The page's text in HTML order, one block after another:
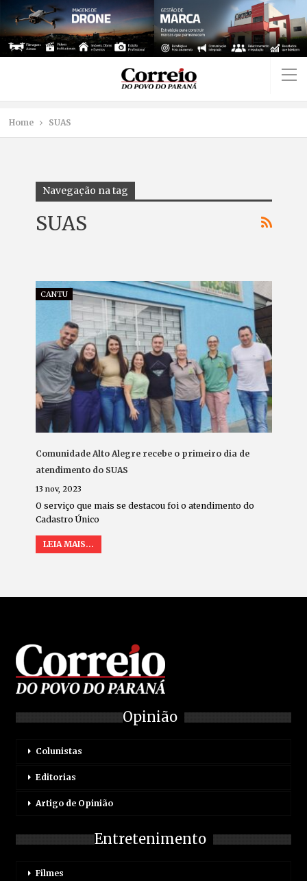
Home SUAS
Navegação na tag
SUAS
CANTU
Comunidade Alto Alegre recebe o primeiro dia de
atendimento do SUAS
13 nov, 2023
O serviço que mais se destacou foi o atendimento do
Cadastro Único
LEIA MAIS...
Opinião
Colunistas
Editorias
Artigo de Opinião
Entretenimento
Filmes